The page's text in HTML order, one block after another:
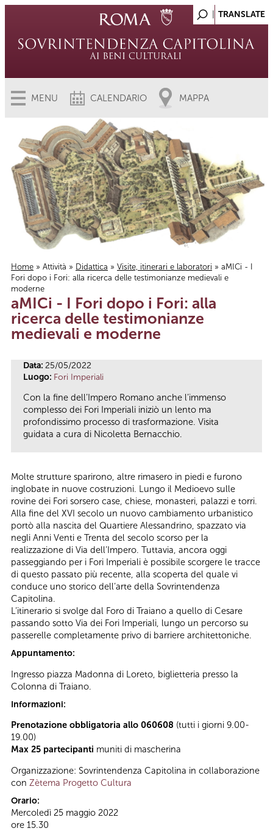
MENU CALENDARIO MAPPA
Tu sei qui
Home » Attività » Didattica » Visite, itinerari e laboratori » aMICi - I
Fori dopo i Fori: alla ricerca delle testimonianze medievali e
moderne
aMICi - I Fori dopo i Fori: alla
ricerca delle testimonianze
medievali e moderne
Data: 25/05/2022
Luogo: Fori Imperiali
Con la fine dell’Impero Romano anche l’immenso
complesso dei Fori Imperiali iniziò un lento ma
profondissimo processo di trasformazione. Visita
guidata a cura di Nicoletta Bernacchio.
Molte strutture sparirono, altre rimasero in piedi e furono
inglobate in nuove costruzioni. Lungo il Medioevo sulle
rovine dei Fori sorsero case, chiese, monasteri, palazzi e torri.
Alla fine del XVI secolo un nuovo cambiamento urbanistico
portò alla nascita del Quartiere Alessandrino, spazzato via
negli Anni Venti e Trenta del secolo scorso per la
realizzazione di Via dell’Impero. Tuttavia, ancora oggi
passeggiando per i Fori Imperiali è possibile scorgere le tracce
di questo passato più recente, alla scoperta del quale vi
conduce uno storico dell’arte della Sovrintendenza
Capitolina.
L’itinerario si svolge dal Foro di Traiano a quello di Cesare
passando sotto Via dei Fori Imperiali, lungo un percorso su
passerelle completamente privo di barriere architettoniche.
Appuntamento:
Ingresso piazza Madonna di Loreto, biglietteria presso la
Colonna di Traiano.
Informazioni:
Prenotazione obbligatoria allo 060608 (tutti i giorni 9.00-
19.00)
Max 25 partecipanti muniti di mascherina
Organizzazione: Sovrintendenza Capitolina in collaborazione
con Zètema Progetto Cultura
Orario:
Mercoledì 25 maggio 2022
ore 15.30